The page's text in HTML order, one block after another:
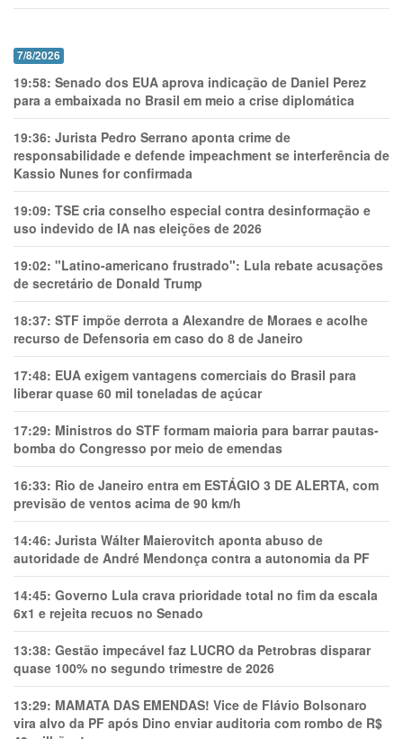
7/8/2026
19:58: Senado dos EUA aprova indicação de Daniel Perez
para a embaixada no Brasil em meio a crise diplomática
19:36: Jurista Pedro Serrano aponta crime de
responsabilidade e defende impeachment se interferência de
Kassio Nunes for confirmada
19:09: TSE cria conselho especial contra desinformação e
uso indevido de IA nas eleições de 2026
19:02: "Latino-americano frustrado": Lula rebate acusações
de secretário de Donald Trump
18:37: STF impõe derrota a Alexandre de Moraes e acolhe
recurso de Defensoria em caso do 8 de Janeiro
17:48: EUA exigem vantagens comerciais do Brasil para
liberar quase 60 mil toneladas de açúcar
17:29: Ministros do STF formam maioria para barrar pautas-
bomba do Congresso por meio de emendas
16:33: Rio de Janeiro entra em ESTÁGIO 3 DE ALERTA, com
previsão de ventos acima de 90 km/h
14:46: Jurista Wálter Maierovitch aponta abuso de
autoridade de André Mendonça contra a autonomia da PF
14:45: Governo Lula crava prioridade total no fim da escala
6x1 e rejeita recuos no Senado
13:38: Gestão impecável faz LUCRO da Petrobras disparar
quase 100% no segundo trimestre de 2026
13:29: MAMATA DAS EMENDAS! Vice de Flávio Bolsonaro
vira alvo da PF após Dino enviar auditoria com rombo de R$